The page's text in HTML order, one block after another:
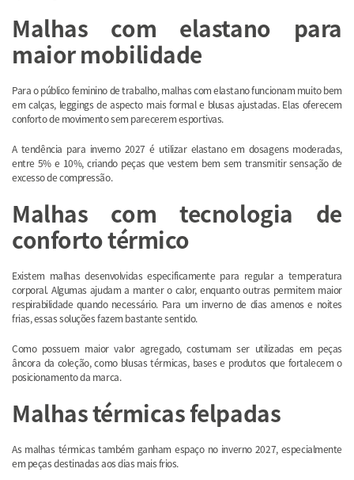
Malhas com elastano para
maior mobilidade
Para o público feminino de trabalho, malhas com elastano funcionam muito bem
em calças, leggings de aspecto mais formal e blusas ajustadas. Elas oferecem
conforto de movimento sem parecerem esportivas.
A tendência para inverno 2027 é utilizar elastano em dosagens moderadas,
entre 5% e 10%, criando peças que vestem bem sem transmitir sensação de
excesso de compressão.
Malhas com tecnologia de
conforto térmico
Existem malhas desenvolvidas especificamente para regular a temperatura
corporal. Algumas ajudam a manter o calor, enquanto outras permitem maior
respirabilidade quando necessário. Para um inverno de dias amenos e noites
frias, essas soluções fazem bastante sentido.
Como possuem maior valor agregado, costumam ser utilizadas em peças
âncora da coleção, como blusas térmicas, bases e produtos que fortalecem o
posicionamento da marca.
Malhas térmicas felpadas
As malhas térmicas também ganham espaço no inverno 2027, especialmente
em peças destinadas aos dias mais frios.